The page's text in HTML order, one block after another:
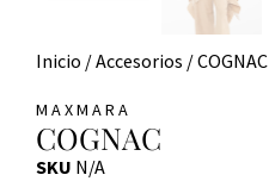
Inicio /Accesorios / COGNAC
MAXMARA
COGNAC
SKU N/A